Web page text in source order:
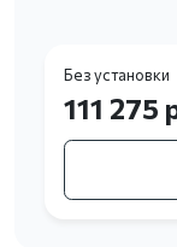
Без установки
111 275